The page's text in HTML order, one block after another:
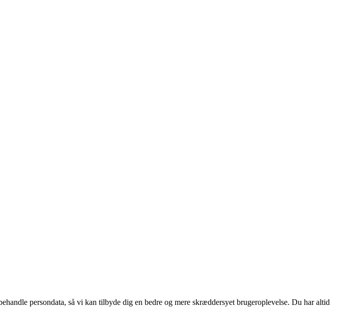
persondata, så vi kan tilbyde dig en bedre og mere skræddersyet brugeroplevelse. Du har altid